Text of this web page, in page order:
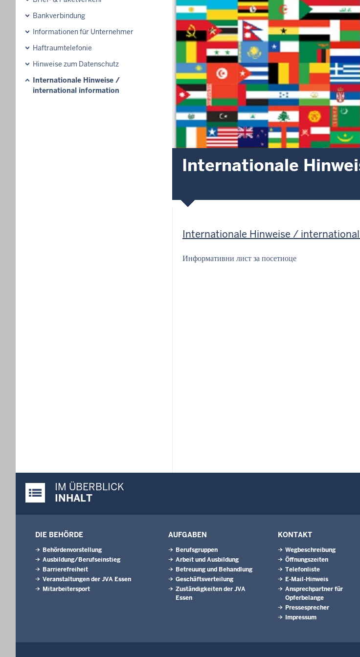
Bankverbindung
Informationen für Unternehmer
Haftraumtelefonie
Hinweise zum Datenschutz
Internationale Hinweise /
international information
Internationale
Internationale Hinweise /
Информативни лист за посетиоце
Justiz-Portal im Überblick:
IM ÜBERBLICK
INHALT
DIE BEHÖRDE
Behördenvorstellung
Ausbildung/Berufseinstieg
Barrierefreiheit
Veranstaltungen der JVA Essen
Mitarbeitersport
AUFGABEN
Berufsgruppen
Arbeit und Ausbildung
Betreuung und Behandlung
Geschäftsverteilung
Zuständigkeiten der JVA
Essen
KONTAKT
Wegbeschreibung
Öffnungszeiten
Telefonliste
E-Mail-Hinweis
Ansprechpartner für
Opferbelange
Pressesprecher
Impressum